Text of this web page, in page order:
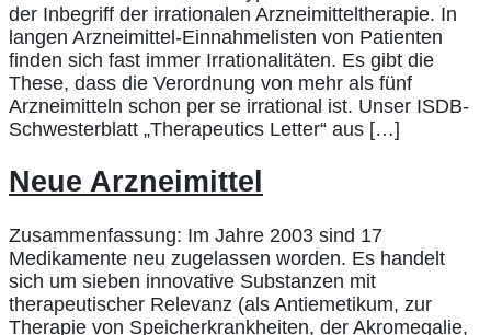
der Inbegriff der irrationalen Arzneimitteltherapie. In
langen Arzneimittel-Einnahmelisten von Patienten
finden sich fast immer Irrationalitäten. Es gibt die
These, dass die Verordnung von mehr als fünf
Arzneimitteln schon per se irrational ist. Unser ISDB-
Schwesterblatt „Therapeutics Letter“ aus […]
Neue Arzneimittel
Zusammenfassung: Im Jahre 2003 sind 17
Medikamente neu zugelassen worden. Es handelt
sich um sieben innovative Substanzen mit
therapeutischer Relevanz (als Antiemetikum, zur
Therapie von Speicherkrankheiten, der Akromegalie,